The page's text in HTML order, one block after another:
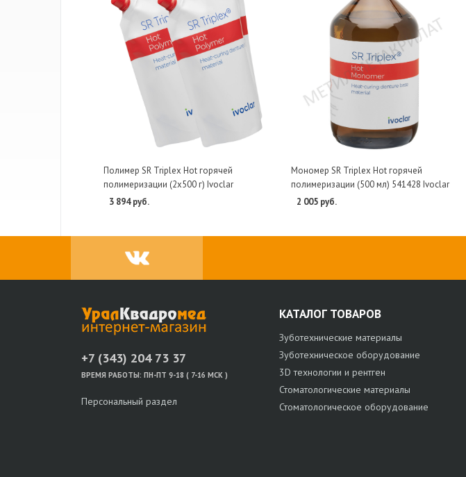
Полимер SR Triplex Hot горячей
полимеризации (2х500 г) Ivoclar
3 894 руб.
Мономер SR Triplex Hot горячей
полимеризации (500 мл) 541428 Ivoclar
2 005 руб.
КАТАЛОГ ТОВАРОВ
Зуботехнические материалы
Зуботехническое оборудование
3D технологии и рентген
Стоматологические материалы
Стоматологическое оборудование
+7 (343) 204 73 37
ВРЕМЯ РАБОТЫ: ПН-ПТ 9-18 ( 7-16 МСК )
Персональный раздел